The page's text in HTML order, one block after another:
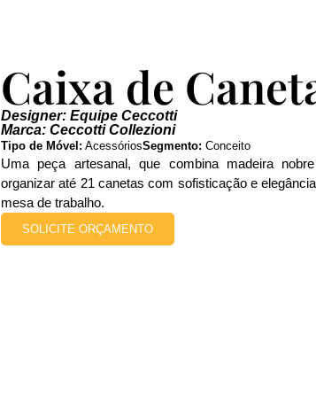
Caixa de
Designer: Equipe Ceccotti
Marca: Ceccotti Collezioni
Tipo de Móvel: AcessóriosSegmento: Conceito
Uma peça artesanal, que combina madeira
organizar até 21 canetas com sofisticação e
mesa de trabalho.
SOLICITE ORÇAMENTO